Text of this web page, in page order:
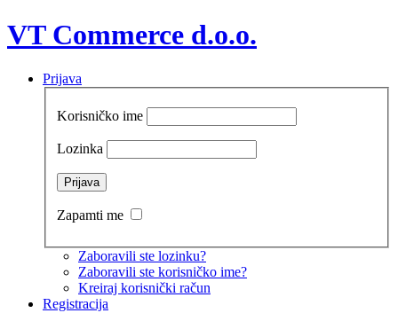
VT Commerce d.o.o.
Prijava
Korisničko ime
Lozinka
Zapamti me
Zaboravili ste lozinku?
Zaboravili ste korisničko ime?
Kreiraj korisnički račun
Registracija